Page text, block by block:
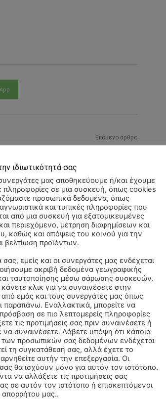
Επόμενο άρθρο
ιδιωτικότητά σας
συνεργάτες μας αποθηκεύουμε ή/και έχουμε
πληροφορίες σε μια συσκευή, όπως cookies
προσωπικά δεδομένα, όπως
και τυπικές πληροφορίες που
από μια συσκευή για εξατομικευμένες
περιεχόμενο, μέτρηση διαφημίσεων και
καθώς και απόψεις του κοινού για την
βελτίωση προϊόντων.
εμείς και οι συνεργάτες μας ενδέχεται
ακριβή δεδομένα γεωγραφικής
ταυτοποίησης μέσω σάρωσης συσκευών.
κλικ για να συναινέσετε στην
από εμάς και τους συνεργάτες μας όπως
παραπάνω. Εναλλακτικά, μπορείτε να
σε πιο λεπτομερείς πληροφορίες
τις προτιμήσεις σας πριν συναινέσετε ή
να συναινέσετε. Λάβετε υπόψη ότι κάποια
των προσωπικών σας δεδομένων ενδέχεται
τη συγκατάθεσή σας, αλλά έχετε το
αυτήν την επεξεργασία. Οι
θα ισχύουν μόνο για αυτόν τον ιστότοπο.
να αλλάξετε τις προτιμήσεις σας
σε αυτόν τον ιστότοπο ή επισκεπτόμενοι
απορρήτου μας..